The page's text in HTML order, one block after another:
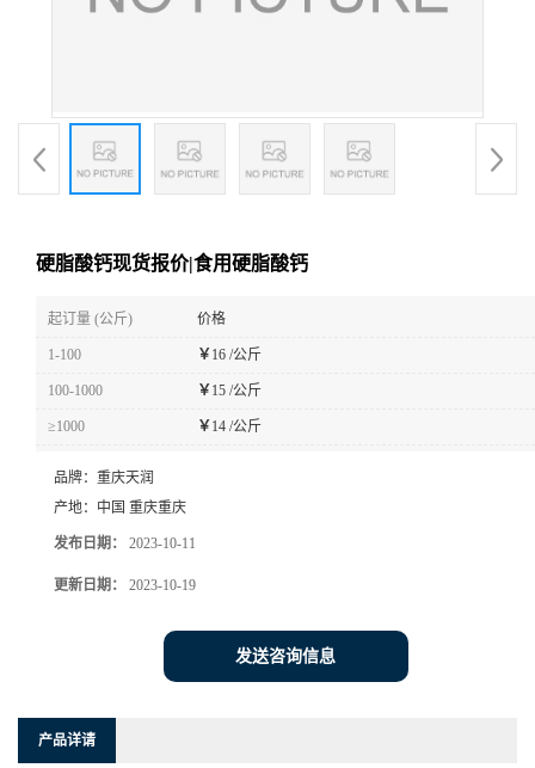
硬脂酸钙现货报价|食用硬脂酸钙
起订量 (公斤) 价格
1-100 ￥16 /公斤
100-1000 ￥15 /公斤
≥1000 ￥14 /公斤
品牌： 重庆天润
产地： 中国 重庆重庆
发布日期： 2023-10-11
更新日期： 2023-10-19
发送咨询信息
产品详请